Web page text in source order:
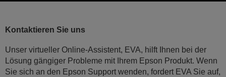
Kontaktieren Sie uns
Unser virtueller Online-Assistent, EVA, hilft Ihnen bei der
Lösung gängiger Probleme mit Ihrem Epson Produkt. Wenn
Sie sich an den Epson Support wenden, fordert EVA Sie auf,